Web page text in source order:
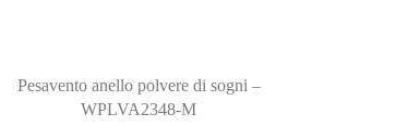
Pesavento anello polvere di sogni –
WPLVA2348-M